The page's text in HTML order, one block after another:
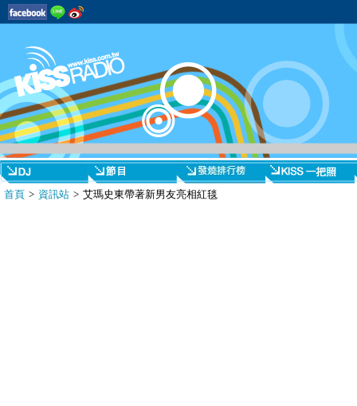
首頁 > 資訊站 > 艾瑪史東帶著新男友亮相紅毯